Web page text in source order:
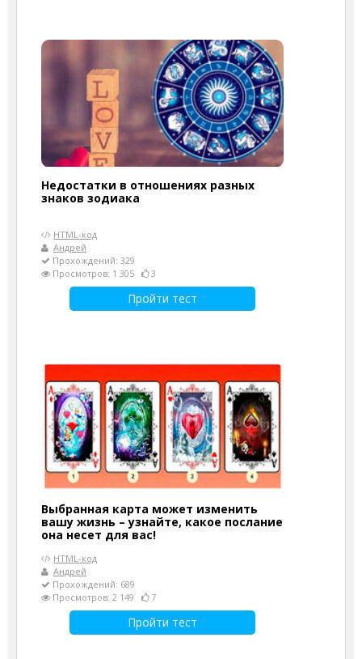
Недостатки в отношениях разных
знаков зодиака
HTML-код
Андрей
Прохождений: 329
Просмотров: 1 305
3
Пройти тест
Выбранная карта может изменить
вашу жизнь – узнайте, какое послание
она несет для вас!
HTML-код
Андрей
Прохождений: 689
Просмотров: 2 149
7
Пройти тест